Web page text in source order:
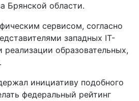
Брянской области.
сервисом, согласно
западных IT-
образовательных,
инициативу подобного
федеральный рейтинг